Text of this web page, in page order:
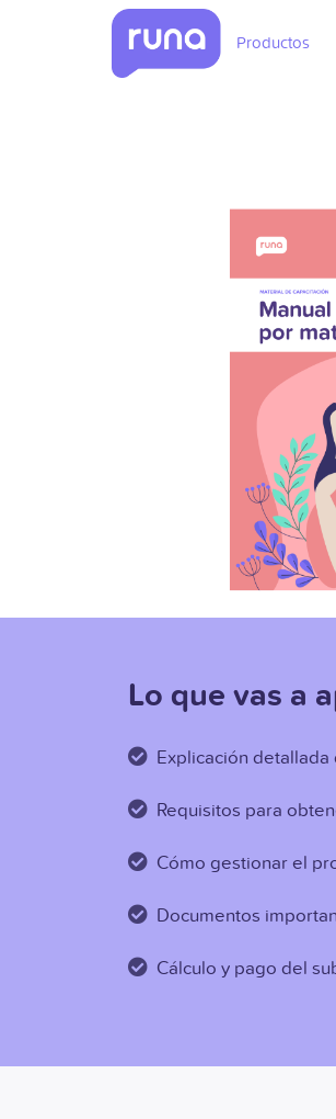
Productos
Lo que vas a
Explicación
Requisitos para
Cómo gestionar el
Documentos
Cálculo y pago del